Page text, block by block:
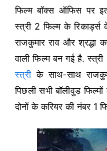
फिल्म बॉक्स ऑफिस पर
स्त्री 2 फिल्म के
राजकुमार राव और श्रद्धा
वाली फिल्म बन गई है.
स्त्रीके साथ-साथ
पिछली सभी बॉलीवुड
दोनों के करियर की नंबर 1